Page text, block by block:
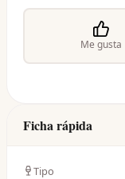
Me gusta
Ficha rápida
Tipo